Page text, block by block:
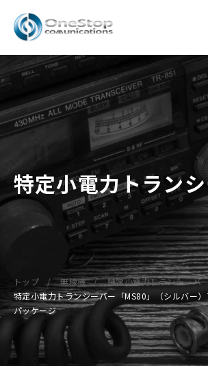
特定小電力トラン
トップ 無線機
特定小電力トランシーバ
特定小電力トランシーバー「MS80」（シルバー
パッケージ